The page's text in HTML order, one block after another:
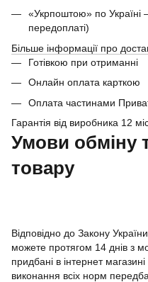
«Укрпоштою» по
передоплаті)
Більше інформації про
Готівкою при отриманні
Онлайн оплата карткою
Оплата частинами
Гарантія від виробника 12
Умови обміну
товару
Відповідно до Закону
можете протягом 14 днів з
придбані в інтернет
виконання всіх норм